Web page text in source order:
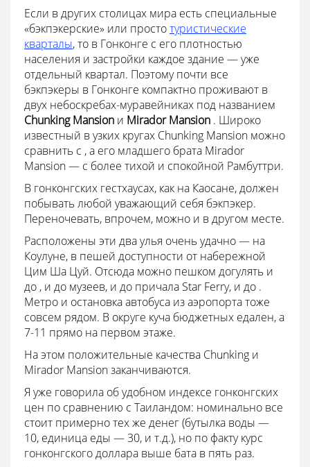
Если в других столицах мира есть специальные
«бэкпэкерские» или простотуристические
кварталы, то в Гонконге с его плотностью
населения и застройки каждое здание — уже
отдельный квартал. Поэтому почти все
бэкпэкеры в Гонконге компактно проживают в
двух небоскребах-муравейниках под названием
Chunking Mansion и Mirador Mansion . Широко
известный в узких кругах Chunking Mansion можно
сравнить с , а его младшего брата Mirador
Mansion — с более тихой и спокойной Рамбуттри.
В гонконгских гестхаусах, как на Каосане, должен
побывать любой уважающий себя бэкпэкер.
Переночевать, впрочем, можно и в другом месте.
Расположены эти два улья очень удачно — на
Коулуне, в пешей доступности от набережной
Цим Ша Цуй. Отсюда можно пешком догулять и
до , и до музеев, и до причала Star Ferry, и до .
Метро и остановка автобуса из аэропорта тоже
совсем рядом. В округе куча бюджетных едален, а
7-11 прямо на первом этаже.
На этом положительные качества Chunking и
Mirador Mansion заканчиваются.
Я уже говорила об удобном индексе гонконгских
цен по сравнению с Таиландом: номинально все
стоит примерно тех же денег (бутылка воды —
10, единица еды — 30, и т.д.), но по факту курс
гонконгского доллара выше бата в пять раз.